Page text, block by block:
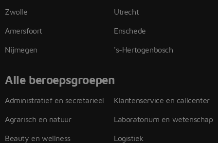
Zwolle
Amersfoort
Nijmegen
Utrecht
Enschede
's-Hertogenbosch
Alle beroepsgroepen
Administratief en secretarieel
Agrarisch en natuur
Beauty en wellness
Klantenservice en callcenter
Laboratorium en wetenschap
Logistiek